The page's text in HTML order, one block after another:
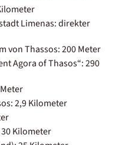
Limenas: direkter
von Thassos: 200 Meter
Agora of Thasos“: 290
2,9 Kilometer
Kilometer